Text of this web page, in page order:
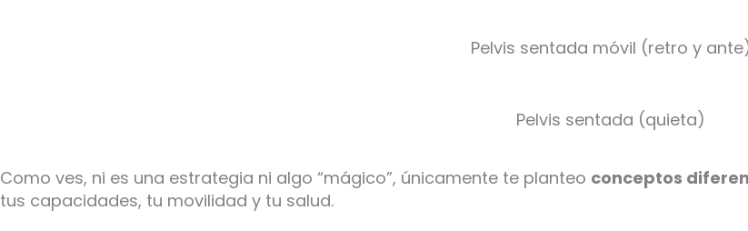
Pelvis sentada móvil (retro y
Pelvis sentada (quieta)
Como ves, ni es una estrategia ni algo “mágico”, únicamente te planteo conceptos
tus capacidades, tu movilidad y tu salud.